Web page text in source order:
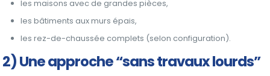
les maisons avec de grandes pièces,
les bâtiments aux murs épais,
les rez-de-chaussée complets (selon configuration).
2) Une approche “sans travaux lourds”